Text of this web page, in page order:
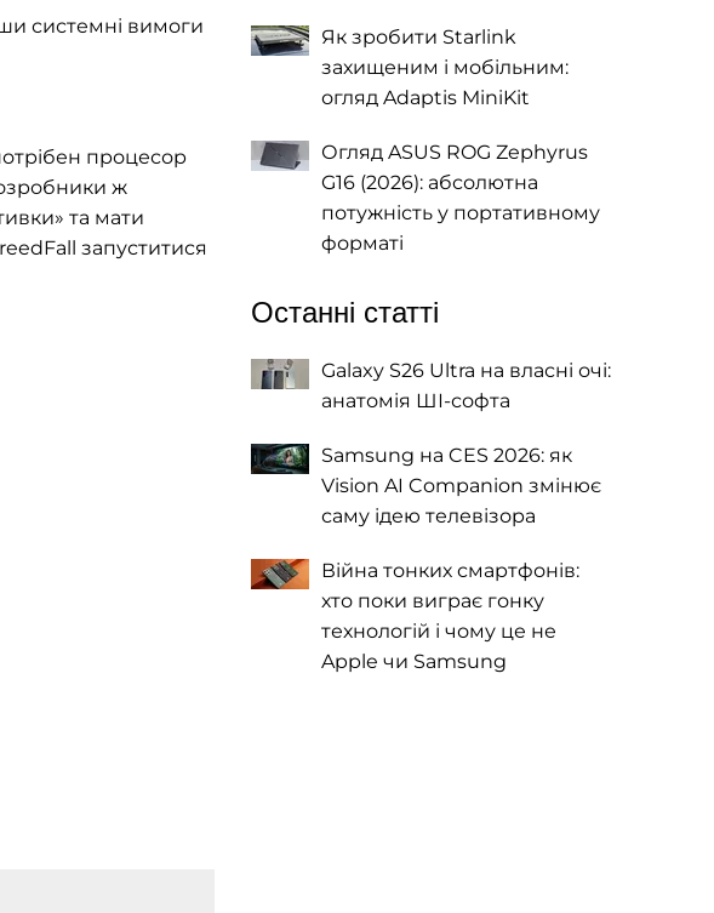
системні вимоги
процесор
ж
та мати
запуститися
Як зробити Starlink
захищеним і мобільним:
огляд Adaptis MiniKit
Огляд ASUS ROG Zephyrus
G16 (2026): абсолютна
потужність у портативному
форматі
Останні статті
Galaxy S26 Ultra на власні очі:
анатомія ШІ-софта
Samsung на CES 2026: як
Vision AI Companion змінює
саму ідею телевізора
Війна тонких смартфонів:
хто поки виграє гонку
технологій і чому це не
Apple чи Samsung